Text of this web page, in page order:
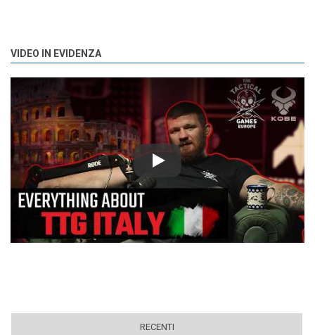
VIDEO IN EVIDENZA
Play
RECENTI